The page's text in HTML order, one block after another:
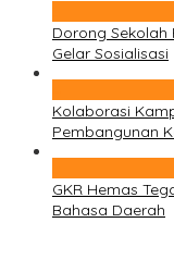
Dorong Sekolah
Gelar Sosialisasi
Kolaborasi
Pembangunan
GKR Hemas
Bahasa Daerah